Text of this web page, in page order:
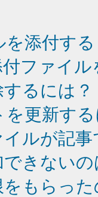
を添付す
ファイ
るには？
更新す
ルが記
きない
もらっ